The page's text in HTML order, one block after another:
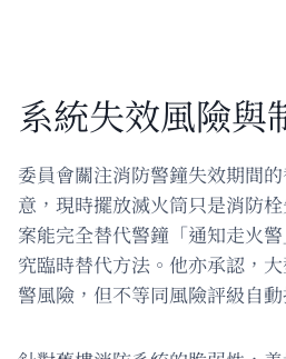
系統失效風險與
委員會關注消防警鐘失效期間
意，現時擺放滅火筒只是消防
案能完全替代警鐘「通知走火
究臨時替代方法。他亦承認，
警風險，但不等同風險評級自動